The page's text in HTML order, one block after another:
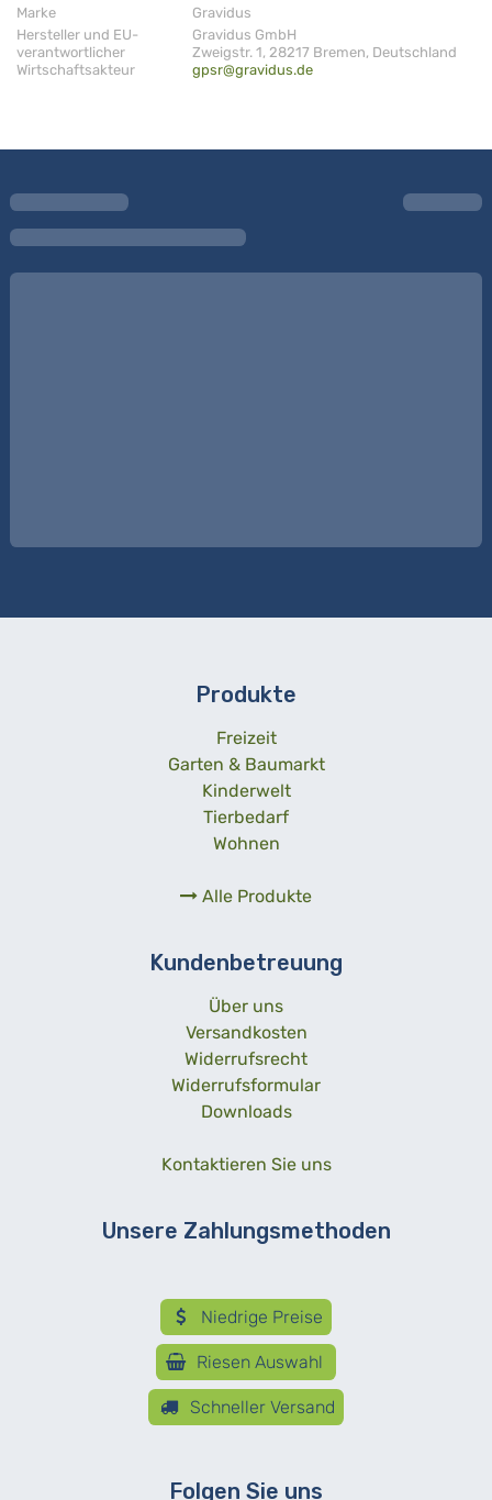
Marke
Gravidus
Hersteller und EU-
verantwortlicher
Wirtschaftsakteur
Gravidus GmbH
Zweigstr. 1, 28217 Bremen, Deutschland
gpsr@gravidus.de
Produkte
Freizeit
Garten & Baumarkt
Kinderwelt
Tierbedarf
Wohnen
Alle Produkte
Kundenbetreuung
Über uns
Versandkosten
Widerrufsrecht
Widerrufsformular
Downloads
Kontaktieren Sie uns
Unsere Zahlungsmethoden
Niedrige Preise
Riesen Auswahl
Schneller Versand
Folgen Sie uns